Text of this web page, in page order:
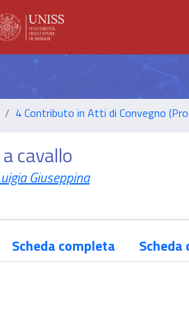
4 Contributo in Atti di Convegno
cavallo
Giuseppina
Scheda completa Scheda